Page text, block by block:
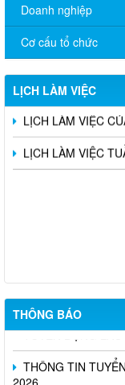
Doanh nghiệp
Cơ cấu tổ chức
LỊCH LÀM VIỆC
Lịch làm việc của
ngày 19/1/2026 đến
ngày 12/1/2026 đến
LỊCH LÀM VIỆC
LỊCH LÀM VIỆC
THÔNG BÁO
Tổ chức Sàn giao
TUYỂN DỤNG
THÔNG TIN
2026